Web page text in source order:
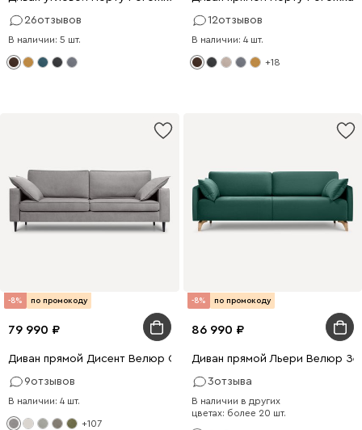
26отзывов
В наличии: 5 шт.
12отзывов
В наличии: 4 шт.
+18
-8% по промокоду
79 990
Диван прямой Дисент Велюр Светло-серый
9отзывов
В наличии: 4 шт.
+107
-8% по промокоду
86 990
Диван прямой Льери Велюр
3отзыва
В наличии в других
цветах: более 20 шт.